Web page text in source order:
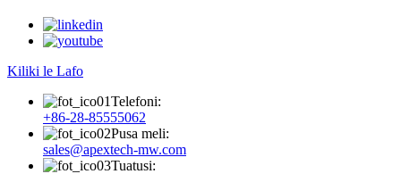
Kiliki le Lafo
Telefoni:
+86-28-85555062
Pusa meli:
sales@apextech-mw.com
Tuatusi: